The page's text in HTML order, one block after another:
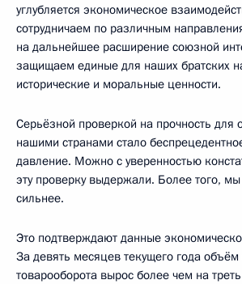
углубляется экономическое
сотрудничаем по различным
на дальнейшее расширение союзной
защищаем единые для наших братских
исторические и моральные ценности.
Серьёзной проверкой на прочность для
нашими странами стало
давление. Можно с уверенностью
эту проверку выдержали. Более того,
сильнее.
Это подтверждают данные
За девять месяцев текущего года
товарооборота вырос более чем на